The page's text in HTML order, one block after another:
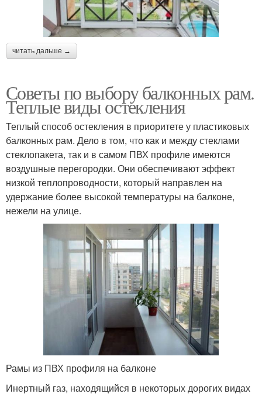
читать дальше →
Советы по выбору балконных рам.
Теплые виды остекления
Теплый способ остекления в приоритете у пластиковых
балконных рам. Дело в том, что как и между стеклами
стеклопакета, так и в самом ПВХ профиле имеются
воздушные перегородки. Они обеспечивают эффект
низкой теплопроводности, который направлен на
удержание более высокой температуры на балконе,
нежели на улице.
Рамы из ПВХ профиля на балконе
Инертный газ, находящийся в некоторых дорогих видах